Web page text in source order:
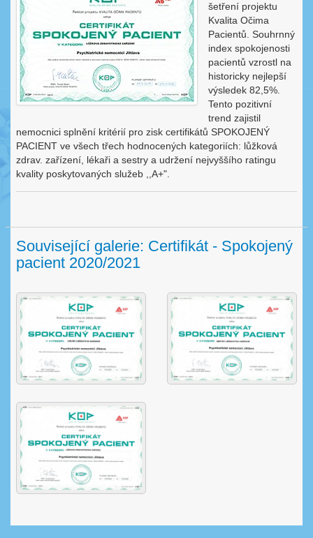
šetření projektu
Kvalita Očima
Pacientů. Souhrnný
index spokojenosti
pacientů vzrostl na
historicky nejlepší
výsledek 82,5%.
Tento pozitivní
trend zajistil
nemocnici splnění kritérií pro zisk certifikátů SPOKOJENÝ
PACIENT ve všech třech hodnocených kategoriích: lůžková
zdrav. zařízení, lékaři a sestry a udržení nejvyššího ratingu
kvality poskytovaných služeb ,,A+".
Související galerie: Certifikát - Spokojený
pacient 2020/2021